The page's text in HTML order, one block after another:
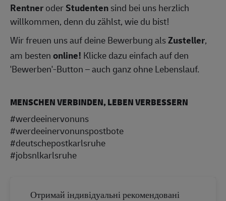
RentneroderStudentensind bei uns herzlich
willkommen, denn du zählst, wie du bist!
Wir freuen uns auf deine Bewerbung alsZusteller,
am bestenonline! Klicke dazu einfach auf den
'Bewerben'-Button – auch ganz ohne Lebenslauf.
MENSCHEN VERBINDEN, LEBEN VERBESSERN
#werdeeinervonuns
#werdeeinervonunspostbote
#deutschepostkarlsruhe
#jobsnlkarlsruhe
Отримай індивідуальні рекомендовані